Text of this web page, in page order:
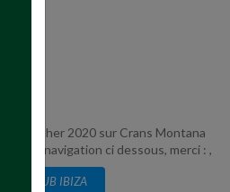
casher 2020 sur Crans Montana
la navigation ci dessous, merci : ,
CLUB IBIZA